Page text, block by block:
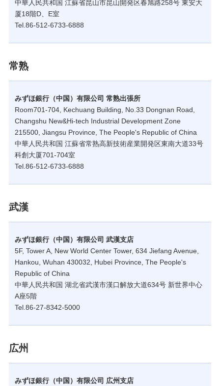
中華人民共和国 江蘇省昆山市昆山開発区春旭路258号 東安大
厦18階D、E室
Tel.86-512-6733-6888
常熟
みずほ銀行（中国）有限公司 常熟出張所
Room701-704, Kechuang Building, No.33 Dongnan Road,
Changshu New&Hi-tech Industrial Development Zone
215500, Jiangsu Province, The People's Republic of China
中華人民共和国 江蘇省常熟高新技術産業開発区東南大道33号
科創大厦701-704室
Tel.86-512-6733-6888
武漢
みずほ銀行（中国）有限公司 武漢支店
5F, Tower A, New World Center Tower, 634 Jiefang Avenue,
Hankou, Wuhan 430032, Hubei Province, The People's
Republic of China
中華人民共和国 湖北省武漢市漢口解放大道634号 新世界中心
A座5階
Tel.86-27-8342-5000
広州
みずほ銀行（中国）有限公司 広州支店